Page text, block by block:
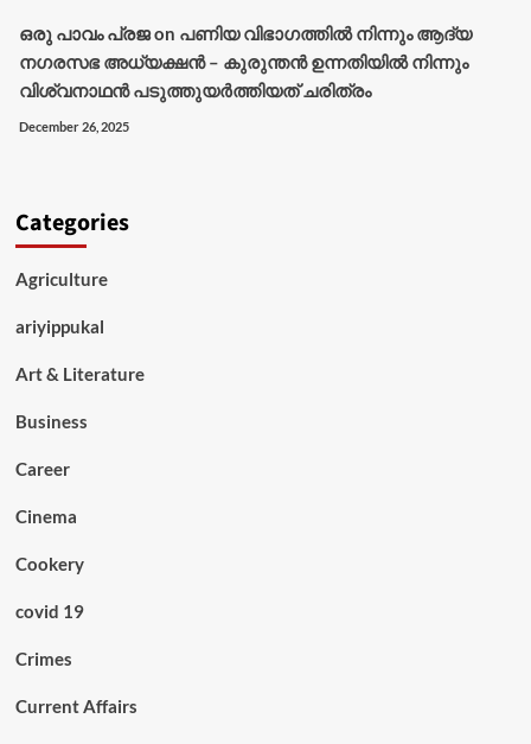
ഒരു പാവം പ്രജon പണിയ വിഭാഗത്തിൽ നിന്നും ആദ്യ
നഗരസഭ അധ്യക്ഷൻ – കുരുന്തൻ ഉന്നതിയിൽ നിന്നും
വിശ്വനാഥൻ പടുത്തുയർത്തിയത് ചരിത്രം
December 26, 2025
Categories
Agriculture
ariyippukal
Art & Literature
Business
Career
Cinema
Cookery
covid 19
Crimes
Current Affairs